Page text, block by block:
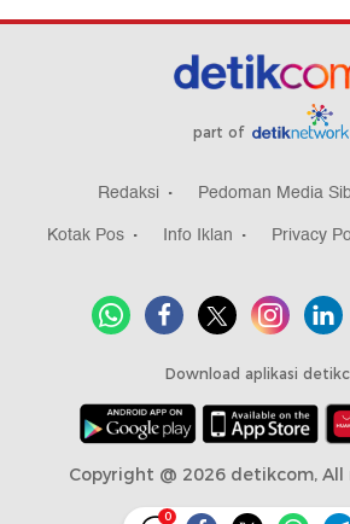
0
part of
Redaksi Pedoman Media
Kotak Pos
Info Iklan Privacy
Download aplikasi
Copyright @ 2026 detikcom,